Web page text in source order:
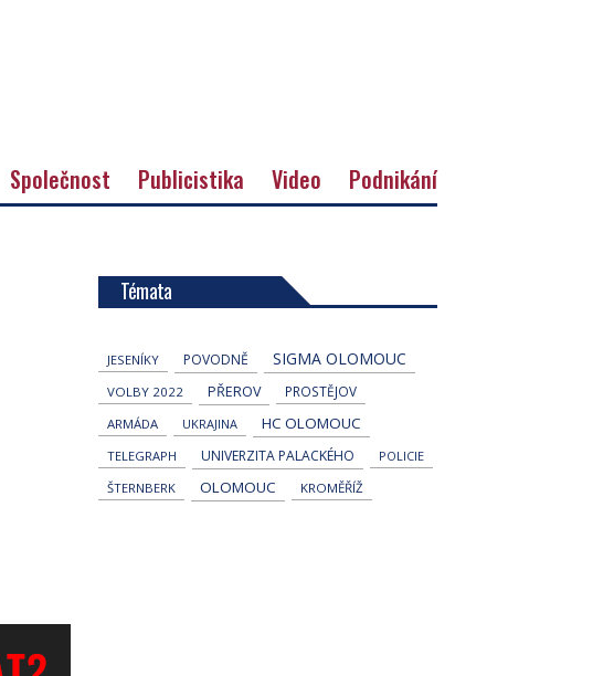
Společnost Publicistika Video Podnikání
Témata
JESENÍKY POVODNĚ SIGMA OLOMOUC
VOLBY 2022 PŘEROV PROSTĚJOV
ARMÁDA UKRAJINA HC OLOMOUC
TELEGRAPH UNIVERZITA PALACKÉHO
POLICIE
ŠTERNBERK
OLOMOUC KROMĚŘÍŽ